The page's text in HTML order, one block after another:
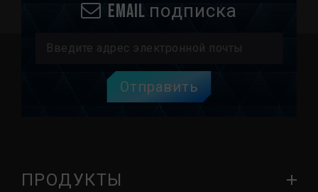
Email подписка
Отправить
ПРОДУКТЫ